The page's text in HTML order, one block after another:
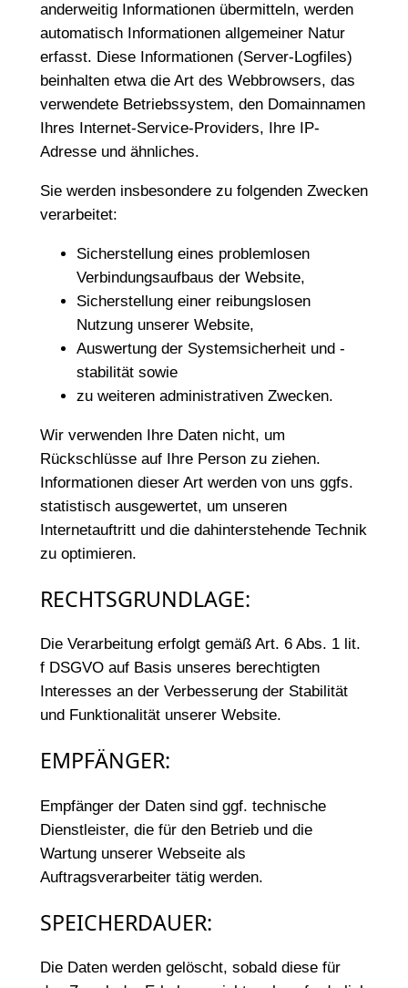
anderweitig Informationen übermitteln, werden
automatisch Informationen allgemeiner Natur
erfasst. Diese Informationen (Server-Logfiles)
beinhalten etwa die Art des Webbrowsers, das
verwendete Betriebssystem, den Domainnamen
Ihres Internet-Service-Providers, Ihre IP-
Adresse und ähnliches.
Sie werden insbesondere zu folgenden Zwecken
verarbeitet:
Sicherstellung eines problemlosen
Verbindungsaufbaus der Website,
Sicherstellung einer reibungslosen
Nutzung unserer Website,
Auswertung der Systemsicherheit und -
stabilität sowie
zu weiteren administrativen Zwecken.
Wir verwenden Ihre Daten nicht, um
Rückschlüsse auf Ihre Person zu ziehen.
Informationen dieser Art werden von uns ggfs.
statistisch ausgewertet, um unseren
Internetauftritt und die dahinterstehende Technik
zu optimieren.
RECHTSGRUNDLAGE:
Die Verarbeitung erfolgt gemäß Art. 6 Abs. 1 lit.
f DSGVO auf Basis unseres berechtigten
Interesses an der Verbesserung der Stabilität
und Funktionalität unserer Website.
EMPFÄNGER:
Empfänger der Daten sind ggf. technische
Dienstleister, die für den Betrieb und die
Wartung unserer Webseite als
Auftragsverarbeiter tätig werden.
SPEICHERDAUER:
Die Daten werden gelöscht, sobald diese für